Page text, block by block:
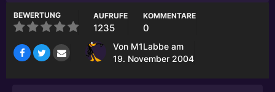
BEWERTUNG AUFRUFE
1235
KOMMENTARE
0
Von M1Labbe am
19. November 2004